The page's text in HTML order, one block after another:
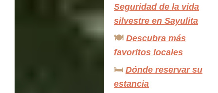
Seguridad de la vida
silvestre en Sayulita
🍽️ Descubra más
favoritos locales
🛏️ Dónde reservar su
estancia